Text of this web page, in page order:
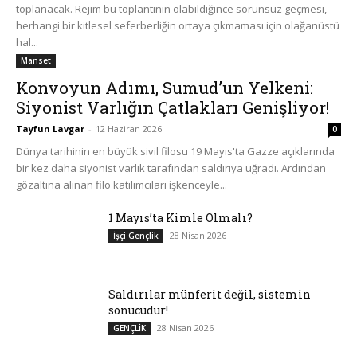
toplanacak. Rejim bu toplantının olabildiğince sorunsuz geçmesi,
herhangi bir kitlesel seferberliğin ortaya çıkmaması için olağanüstü
hal...
Manset
Konvoyun Adımı, Sumud’un Yelkeni:
Siyonist Varlığın Çatlakları Genişliyor!
Tayfun Lavgar - 12 Haziran 2026 0
Dünya tarihinin en büyük sivil filosu 19 Mayıs'ta Gazze açıklarında
bir kez daha siyonist varlık tarafından saldırıya uğradı. Ardından
gözaltına alınan filo katılımcıları işkenceyle...
1 Mayıs’ta Kimle Olmalı?
İşçi Gençlik 28 Nisan 2026
Saldırılar münferit değil, sistemin
sonucudur!
GENÇLİK 28 Nisan 2026